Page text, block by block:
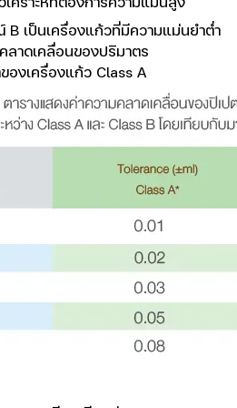
เป็นเครื่องแก้วที่มีความแม่นยำต่ำ
ลาดเคลื่อนของปริมาตร
องเครื่องแก้ว Class A